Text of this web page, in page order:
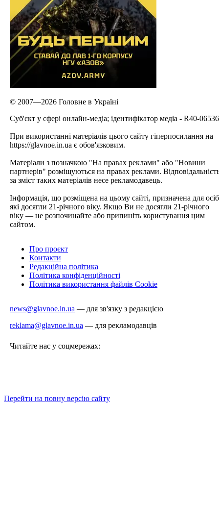
© 2007—2026 Головне в Україні
Cуб'єкт у сфері онлайн-медіа; ідентифікатор медіа - R40-06536
При використанні матеріалів цього сайту гіперпосилання на
https://glavnoe.in.ua є обов'язковим.
Матеріали з позначкою "На правах реклами" або "Новини
партнерів" розміщуються на правах реклами.
за зміст таких матеріалів несе рекламодавець.
Інформація, що розміщена на цьому сайті, призначена для
які досягли 21-річного віку. Якщо Ви не досягли 21-річного
віку — не розпочинайте або припиніть користування цим
сайтом.
Про проєкт
Контакти
Редакційна політика
Політика конфіденційності
Політика використання файлів Cookie
news@glavnoe.in.ua — для зв'язку з редакцією
reklama@glavnoe.in.ua — для рекламодавців
Читайте нас у соцмережах:
Перейти на повну версію сайту